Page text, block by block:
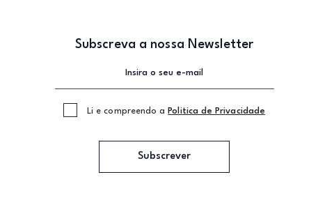
Subscreva a nossa Newsletter
Li e compreendo a Politica de Privacidade
Subscrever